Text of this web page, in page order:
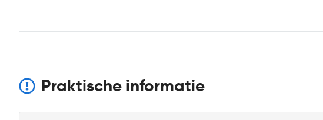
Praktische informatie